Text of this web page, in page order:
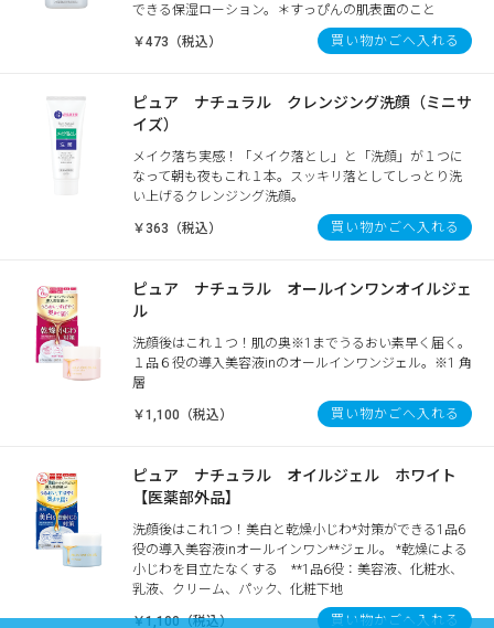
できる保湿ローション。＊すっぴんの肌表面のこと
￥473（税込） 買い物かごへ入れる
ピュア ナチュラル クレンジング洗顔（ミニサ
イズ）
メイク落ち実感！「メイク落とし」と「洗顔」が１つに
なって朝も夜もこれ１本。スッキリ落としてしっとり洗
い上げるクレンジング洗顔。
￥363（税込） 買い物かごへ入れる
ピュア ナチュラル オールインワンオイルジェ
ル
洗顔後はこれ１つ！肌の奥※1までうるおい素早く届く。
１品６役の導入美容液inのオールインワンジェル。※1 角
層
￥1,100（税込） 買い物かごへ入れる
ピュア ナチュラル オイルジェル ホワイト
【医薬部外品】
洗顔後はこれ1つ！美白と乾燥小じわ*対策ができる1品6
役の導入美容液inオールインワン**ジェル。 *乾燥による
小じわを目立たなくする **1品6役：美容液、化粧水、
乳液、クリーム、パック、化粧下地
￥1,100（税込） 買い物かごへ入れる